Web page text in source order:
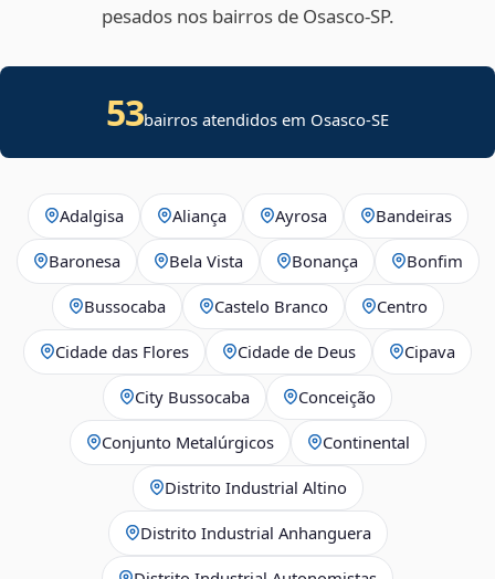
pesados nos bairros de Osasco‑SP.
53bairros atendidos em Osasco-SE
Adalgisa Aliança Ayrosa Bandeiras
Baronesa Bela Vista Bonança Bonfim
Bussocaba Castelo Branco Centro
Cidade das Flores Cidade de Deus Cipava
City Bussocaba Conceição
Conjunto Metalúrgicos Continental
Distrito Industrial Altino
Distrito Industrial Anhanguera